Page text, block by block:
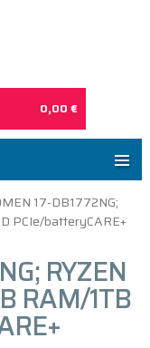
0,00 €
17-DB1772NG;
PCIe/batteryCARE+
RYZEN
RAM/1TB